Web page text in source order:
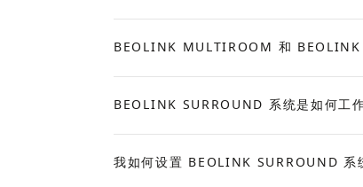
Expand
BEOLINK MULTIROOM 和 BEOLINK
Expand
BEOLINK SURROUND 系统是如何工
Expand
我如何设置 BEOLINK SURROUND 系